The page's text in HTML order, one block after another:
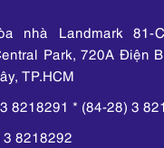
nhà Landmark 81-
Park, 720A Điện
TP.HCM
8218291 * (84-28) 3
3 8218292